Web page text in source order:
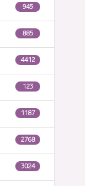
945
885
4412
123
1187
2768
3024